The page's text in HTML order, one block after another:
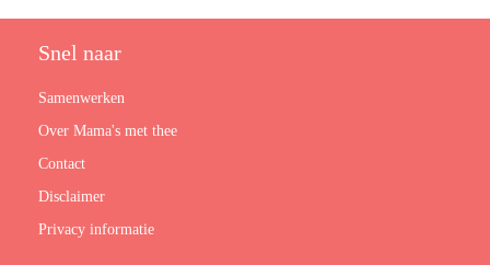
Snel naar
Samenwerken
Over Mama's met thee
Contact
Disclaimer
Privacy informatie